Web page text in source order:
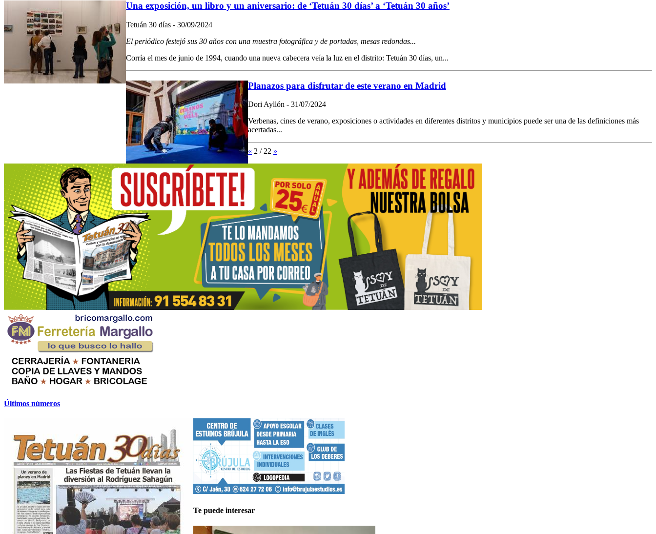
Una exposición, un libro y un aniversario: de ‘Tetuán 30 días’ a ‘Tetuán 30 años’
Tetuán 30 días - 30/09/2024
El periódico festejó sus 30 años con una muestra fotográfica y de portadas, mesas redondas...
Corría el mes de junio de 1994, cuando una nueva cabecera veía la luz en el distrito: Tetuán 30 días, un...
Planazos para disfrutar de este verano en Madrid
Dori Ayllón - 31/07/2024
Verbenas, cines de verano, exposiciones o actividades en diferentes distritos y municipios puede ser una de las definiciones más
acertadas...
« 2 / 22 »
Últimos números
Te puede interesar